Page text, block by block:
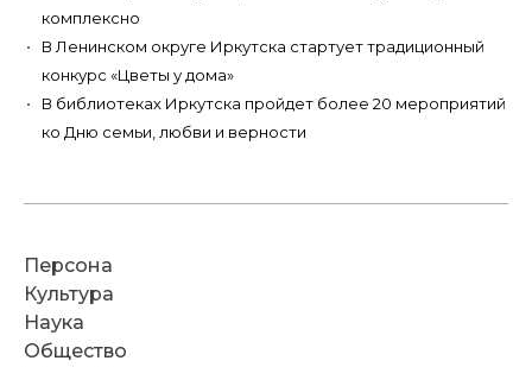
комплексно
В Ленинском округе Иркутска стартует традиционный
конкурс «Цветы у дома»
В библиотеках Иркутска пройдет более 20 мероприятий
ко Дню семьи, любви и верности
Персона
Культура
Наука
Общество